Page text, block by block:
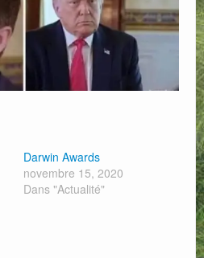
Darwin Awards
novembre 15, 2020
Dans "Actualité"